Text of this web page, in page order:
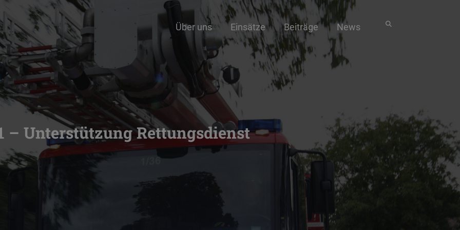
Über uns Einsätze Beiträge News
– Unterstützung Rettungsdienst